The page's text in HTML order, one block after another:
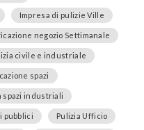
Impresa di pulizie Ville
negozio Settimanale
civile e industriale
spazi
spazi industriali
pubblici Pulizia Ufficio